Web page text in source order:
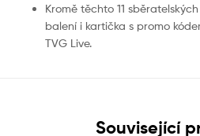
Kromě těchto 11
balení i kartička s promo
TVG Live.
Související